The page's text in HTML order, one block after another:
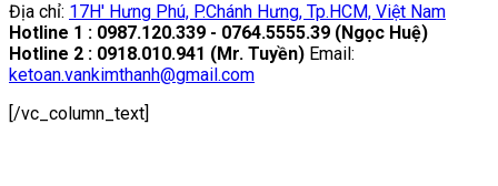
Địa chỉ: 17H' Hưng Phú, P.Chánh Hưng, Tp.HCM, Việt Nam
Hotline 1 : 0987.120.339 - 0764.5555.39 (Ngọc Huệ)
Hotline 2 : 0918.010.941 (Mr. Tuyền) Email:
ketoan.vankimthanh@gmail.com
[/vc_column_text]